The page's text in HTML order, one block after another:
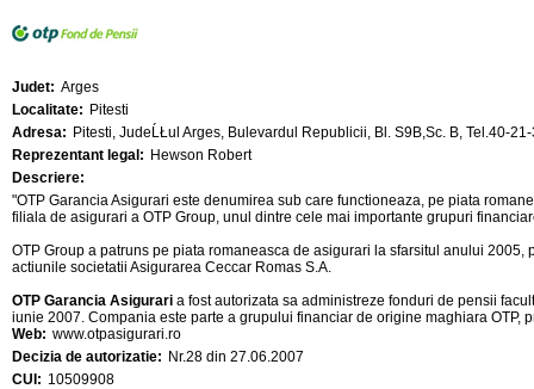
Judet: Arges
Localitate: Pitesti
Adresa: Pitesti, JudeĹŁul Arges, Bulevardul Republicii, Bl. S9B,Sc. B, Tel.40-
Reprezentant legal: Hewson Robert
Descriere:
"OTP Garancia Asigurari este denumirea sub care functioneaza, pe piata
filiala de asigurari a OTP Group, unul dintre cele mai importante grupuri
OTP Group a patruns pe piata romaneasca de asigurari la sfarsitul anului 2005,
actiunile societatii Asigurarea Ceccar Romas S.A.
OTP Garancia Asigurari a fost autorizata sa administreze fonduri de pensii
iunie 2007. Compania este parte a grupului financiar de origine maghiara OTP,
Web: www.otpasigurari.ro
Decizia de autorizatie: Nr.28 din 27.06.2007
CUI: 10509908